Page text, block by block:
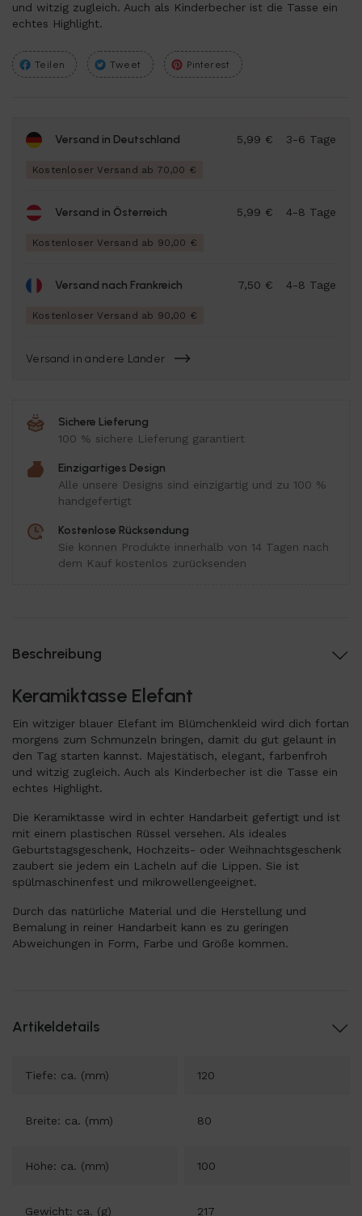
und witzig zugleich. Auch als Kinderbecher ist die Tasse ein
echtes Highlight.
Teilen Tweet Pinterest
Versand in Deutschland 3-6 Tage
5,99 €
Kostenloser Versand ab 70,00 €
Versand in Österreich 4-8 Tage
5,99 €
Kostenloser Versand ab 90,00 €
Versand nach Frankreich 4-8 Tage
7,50 €
Kostenloser Versand ab 90,00 €
Versand in andere Länder
Sichere Lieferung
100 % sichere Lieferung garantiert
Einzigartiges Design
Alle unsere Designs sind einzigartig und zu 100 %
handgefertigt
Kostenlose Rücksendung
Sie können Produkte innerhalb von 14 Tagen nach
dem Kauf kostenlos zurücksenden
Beschreibung
Keramiktasse Elefant
Ein witziger blauer Elefant im Blümchenkleid wird dich fortan
morgens zum Schmunzeln bringen, damit du gut gelaunt in
den Tag starten kannst. Majestätisch, elegant, farbenfroh
und witzig zugleich. Auch als Kinderbecher ist die Tasse ein
echtes Highlight.
Die Keramiktasse wird in echter Handarbeit gefertigt und ist
mit einem plastischen Rüssel versehen. Als ideales
Geburtstagsgeschenk, Hochzeits- oder Weihnachtsgeschenk
zaubert sie jedem ein Lächeln auf die Lippen. Sie ist
spülmaschinenfest und mikrowellengeeignet.
Durch das natürliche Material und die Herstellung und
Bemalung in reiner Handarbeit kann es zu geringen
Abweichungen in Form, Farbe und Größe kommen.
Artikeldetails
Tiefe: ca. (mm) 120
Breite: ca. (mm) 80
Höhe: ca. (mm) 100
Gewicht: ca. (g) 217